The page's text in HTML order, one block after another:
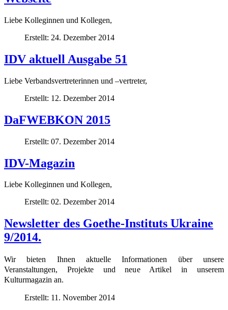
Liebe Kolleginnen und Kollegen,
Erstellt: 24. Dezember 2014
IDV aktuell Ausgabe 51
Liebe Verbandsvertreterinnen und –vertreter,
Erstellt: 12. Dezember 2014
DaFWEBKON 2015
Erstellt: 07. Dezember 2014
IDV-Magazin
Liebe Kolleginnen und Kollegen,
Erstellt: 02. Dezember 2014
Newsletter des Goethe-Instituts Ukraine
9/2014.
Wir bieten Ihnen aktuelle Informationen über unsere
Veranstaltungen, Projekte und neue Artikel in unserem
Kulturmagazin an.
Erstellt: 11. November 2014